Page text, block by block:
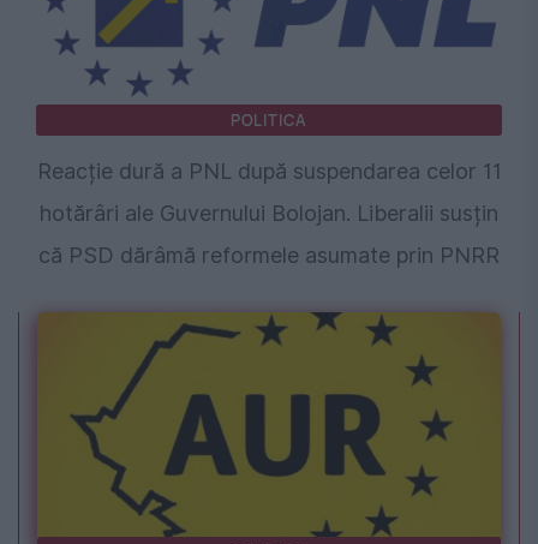
POLITICA
Reacție dură a PNL după suspendarea celor 11
hotărâri ale Guvernului Bolojan. Liberalii susțin
că PSD dărâmă reformele asumate prin PNRR